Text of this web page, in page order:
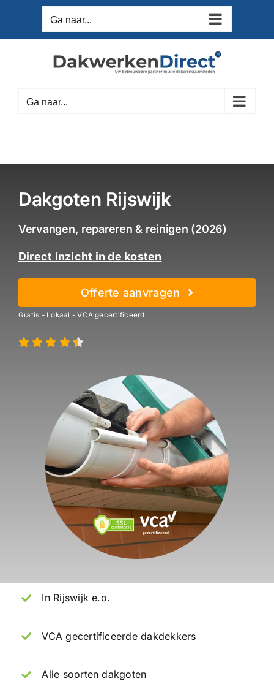
inhoud
Ga naar...
Ga naar...
Dakgoten Rijswijk
Vervangen, repareren & reinigen (2026)
Direct inzicht in de kosten
Offerte aanvragen
Gratis - Lokaal - VCA gecertificeerd
In Rijswijk e.o.
VCA gecertificeerde dakdekkers
Alle soorten dakgoten